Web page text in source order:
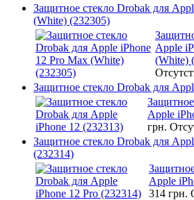
Защитное стекло Drobak для
(White) (232305)
Apple
(White)
Защитное стекло Drobak для
Apple
грн.
Защитное стекло Drobak для
(232314)
Apple
314 грн.